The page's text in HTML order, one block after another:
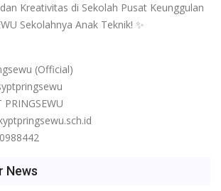
Kreativitas di Sekolah Pusat Keunggulan
Sekolahnya Anak Teknik! ✨
(Official)
News